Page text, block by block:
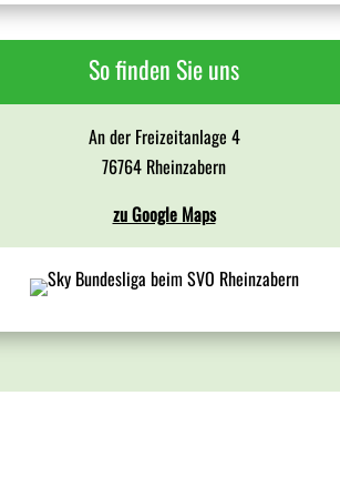
So finden Sie uns
An der Freizeitanlage 4
76764 Rheinzabern
zu Google Maps